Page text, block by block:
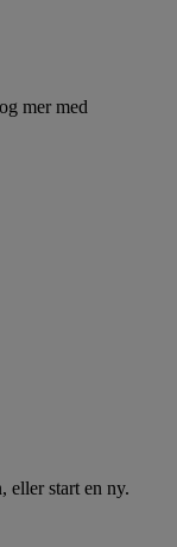
mer med
eller start en ny.